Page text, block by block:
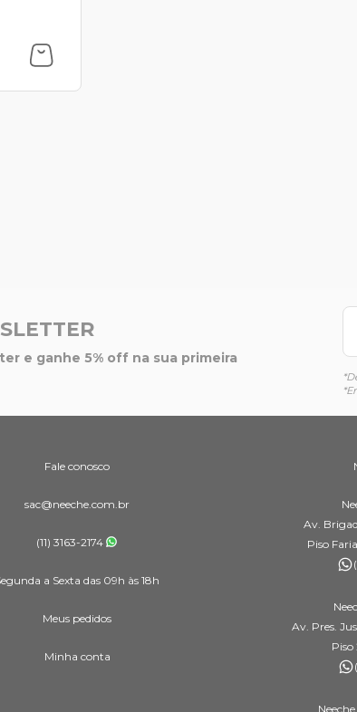
e ganhe 5% off na sua primeira
Fale conosco
sac@neeche.com.br
(11) 3163-2174
a Sexta das 09h às 18h
Meus pedidos
Minha conta
Av.
Piso
Av. Pres.
Piso